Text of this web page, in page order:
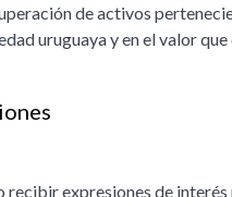
de activos
uruguaya y en el valor
expresiones de